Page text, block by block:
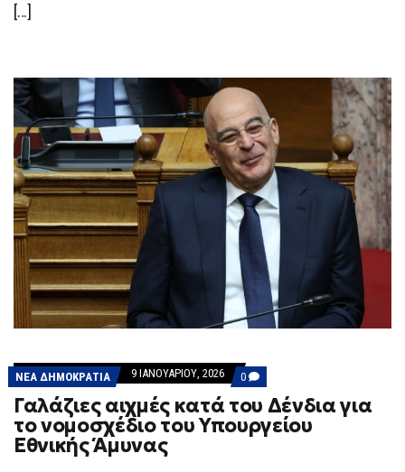
[…]
ΝΕΑ ΔΗΜΟΚΡΑΤΙΑ 9 ΙΑΝΟΥΑΡΊΟΥ, 2026 0 COMMENTS
ON
ΓΑΛΆΖΙΕΣ
ΑΙΧΜΈΣ
ΚΑΤΆ
Γαλάζιες αιχμές κατά του Δένδια για
το νομοσχέδιο του Υπουργείου
Εθνικής Άμυνας